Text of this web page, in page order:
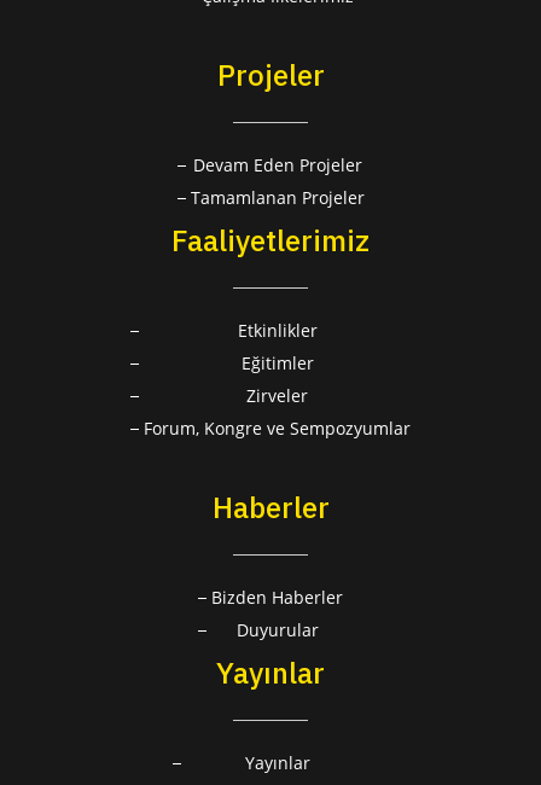
Projeler
Devam Eden Projeler
Tamamlanan Projeler
Faaliyetlerimiz
Etkinlikler
Eğitimler
Zirveler
Forum, Kongre ve Sempozyumlar
Haberler
Bizden Haberler
Duyurular
Yayınlar
Yayınlar